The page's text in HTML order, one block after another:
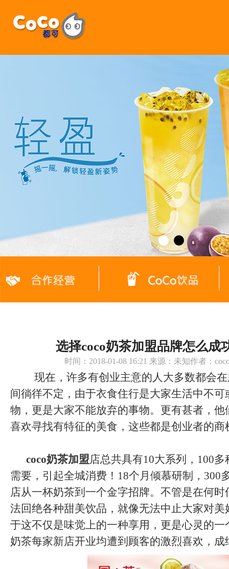
选择coco奶茶加盟品牌怎么成
时间：2018-01-08 16:21 来源：未知作者：
现在，许多有创业主意的人大多数都会在
间徜徉不定，由于衣食住行是大家生活中不
物，更是大家不能放弃的事物。更有甚者，他
喜欢寻找有特征的美食，这些都是创业者的商
coco奶茶加盟店总共具有10大系列，100
需要，引起全城消费！18个月倾慕研制，300
店从一杯奶茶到一个金字招牌。不管是在何
法回绝各种甜美饮品，就像无法中止大家对美
于这不仅是味觉上的一种享用，更是心灵的一
奶茶每家新店开业均遭到顾客的激烈喜欢，成